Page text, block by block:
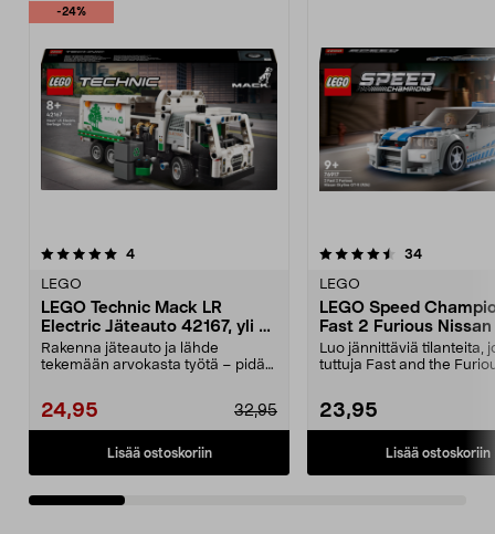
-24%
4arvostelut
LEGO
LEGO Technic Mack LR
Electric Jäteauto 42167, yli 8-
vuotiaille
Rakenna jäteauto ja lähde
tekemään arvokasta työtä – pidä
24,95 32,95
Lisää ostoskoriin
4.5 viidestä
34arvostelut
LEGO
LEGO Speed
Fast 2 Furious
GT-R (R34) 76917, yli
vuotiaille
Luo jännittäviä tilanteita,
tuttuja Fast and the
23,95
Lisää ostoskoriin
5.0 viidestä